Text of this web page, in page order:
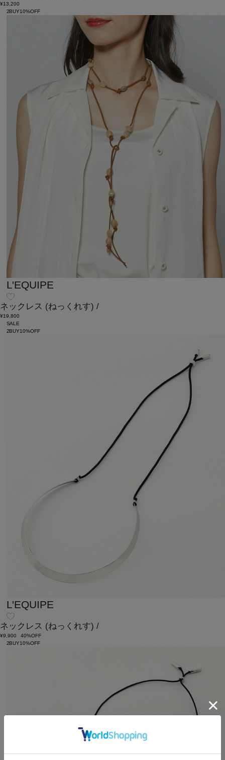
¥13,200
2BUY10%OFF
L'EQUIPE
ネックレス (ねっくれす) /
¥19,800
SALE
2BUY10%OFF
L'EQUIPE
ネックレス (ねっくれす) /
¥9,900
40%OFF
2BUY10%OFF